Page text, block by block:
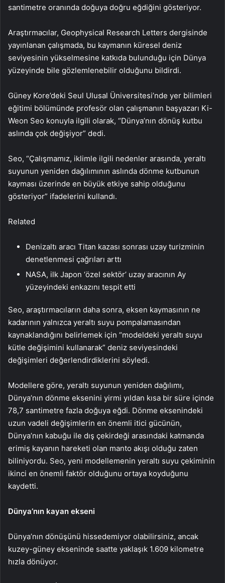
santimetre oranında doğuya doğru eğdiğini gösteriyor.
Araştırmacılar, Geophysical Research Letters dergisinde
yayınlanan çalışmada, bu kaymanın küresel deniz
seviyesinin yükselmesine katkıda bulunduğu için Dünya
yüzeyinde bile gözlemlenebilir olduğunu bildirdi.
Güney Kore’deki Seul Ulusal Üniversitesi’nde yer bilimleri
eğitimi bölümünde profesör olan çalışmanın başyazarı Ki-
Weon Seo konuyla ilgili olarak, “Dünya’nın dönüş kutbu
aslında çok değişiyor” dedi.
Seo, “Çalışmamız, iklimle ilgili nedenler arasında, yeraltı
suyunun yeniden dağılımının aslında dönme kutbunun
kayması üzerinde en büyük etkiye sahip olduğunu
gösteriyor” ifadelerini kullandı.
Related
Denizaltı aracı Titan kazası sonrası uzay turizminin
denetlenmesi çağrıları arttı
NASA, ilk Japon ‘özel sektör’ uzay aracının Ay
yüzeyindeki enkazını tespit etti
Seo, araştırmacıların daha sonra, eksen kaymasının ne
kadarının yalnızca yeraltı suyu pompalamasından
kaynaklandığını belirlemek için “modeldeki yeraltı suyu
kütle değişimini kullanarak” deniz seviyesindeki
değişimleri değerlendirdiklerini söyledi.
Modellere göre, yeraltı suyunun yeniden dağılımı,
Dünya’nın dönme eksenini yirmi yıldan kısa bir süre içinde
78,7 santimetre fazla doğuya eğdi. Dönme eksenindeki
uzun vadeli değişimlerin en önemli itici gücünün,
Dünya’nın kabuğu ile dış çekirdeği arasındaki katmanda
erimiş kayanın hareketi olan manto akışı olduğu zaten
biliniyordu. Seo, yeni modellemenin yeraltı suyu çekiminin
ikinci en önemli faktör olduğunu ortaya koyduğunu
kaydetti.
Dünya’nın kayan ekseni
Dünya’nın dönüşünü hissedemiyor olabilirsiniz, ancak
kuzey-güney ekseninde saatte yaklaşık 1.609 kilometre
hızla dönüyor.